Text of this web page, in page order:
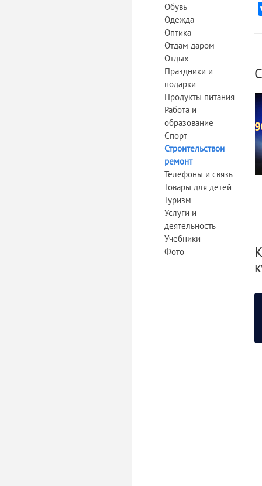
Обувь
Одежда
Оптика
Отдам даром
Отдых
Праздники и
подарки
Продукты питания
Работа и
образование
Спорт
Строительствои
ремонт
Телефоны и связь
Товары для детей
Туризм
Услуги и
деятельность
Учебники
Фото